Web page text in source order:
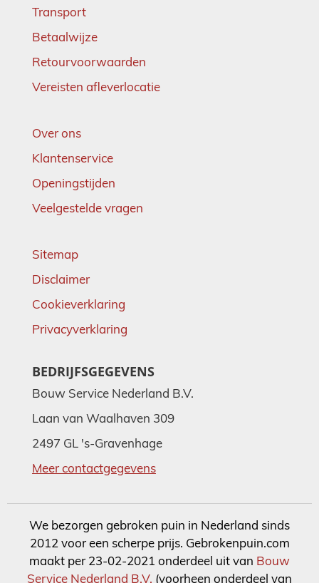
Transport
Betaalwijze
Retourvoorwaarden
Vereisten afleverlocatie
Over ons
Klantenservice
Openingstijden
Veelgestelde vragen
Sitemap
Disclaimer
Cookieverklaring
Privacyverklaring
BEDRIJFSGEGEVENS
Bouw Service Nederland B.V.
Laan van Waalhaven 309
2497 GL 's-Gravenhage
Meer contactgegevens
We bezorgen gebroken puin in Nederland sinds
2012 voor een scherpe prijs. Gebrokenpuin.com
maakt per 23-02-2021 onderdeel uit van Bouw
Service Nederland B.V. (voorheen onderdeel van